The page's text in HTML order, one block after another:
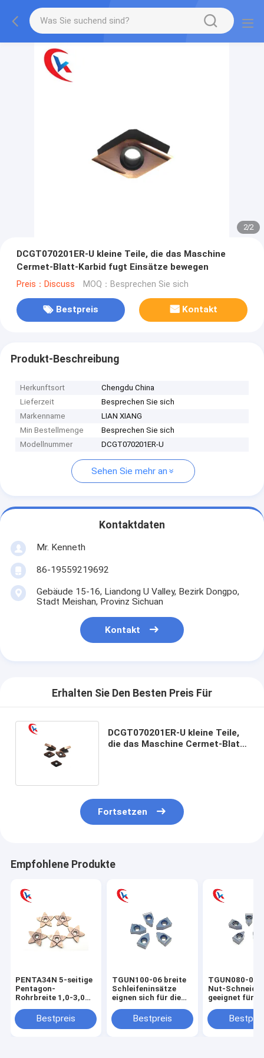
2/2
DCGT070201ER-U kleine Teile, die das Maschine
Cermet-Blatt-Karbid fugt Einsätze bewegen
Preis：Discuss MOQ：Besprechen Sie sich
Bestpreis Kontakt
Produkt-Beschreibung
Herkunftsort
Chengdu China
Lieferzeit
Besprechen Sie sich
Markenname
LIAN XIANG
Min Bestellmenge
Besprechen Sie sich
Modellnummer
DCGT070201ER-U
Sehen Sie mehr an
Kontaktdaten
Mr. Kenneth
86-19559219692
Gebäude 15-16, Liandong U Valley, Bezirk Dongpo,
Stadt Meishan, Provinz Sichuan
Kontakt
Erhalten Sie Den Besten Preis Für
DCGT070201ER-U kleine Teile,
die das Maschine Cermet-Blatt-
Fortsetzen
Empfohlene Produkte
PENTA34N 5-seitige
Pentagon-
Rohrbreite 1,0-3,0
Verarbeitungslösungen
Karbid-Rohr-
Bestpreis
TGUN100-06 breite
Schleifeninsätze
eignen sich für die
Stahl, Edelstahl und
Gusseisen,
Bestpreis
TGUN080-06
Nut-
geeignet für
zylindrischen
Außen- und